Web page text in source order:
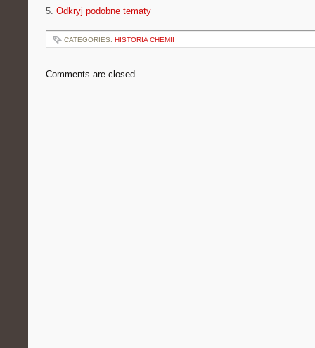
5. Odkryj podobne tematy
CATEGORIES: HISTORIA CHEMII
Comments are closed.